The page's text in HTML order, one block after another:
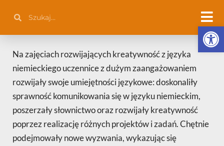
treści
Na zajęciach rozwijających kreatywność z języka
niemieckiego uczennice z dużym zaangażowaniem
rozwijały swoje umiejętności językowe: doskonaliły
sprawność komunikowania się w języku niemieckim,
poszerzały słownictwo oraz rozwijały kreatywność
poprzez realizację różnych projektów i zadań. Chętnie
podejmowały nowe wyzwania, wykazując się